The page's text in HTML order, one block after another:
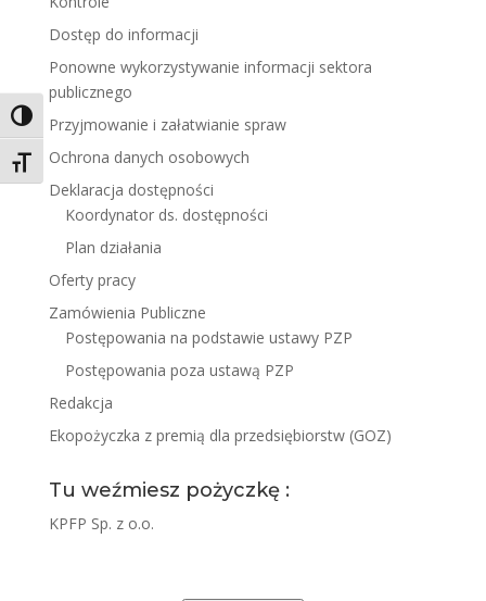
Toggle High Contrast
Toggle Font size
Dostęp do informacji
Ponowne wykorzystywanie informacji sektora
publicznego
Przyjmowanie i załatwianie spraw
Ochrona danych osobowych
Deklaracja dostępności
Koordynator ds. dostępności
Plan działania
Oferty pracy
Zamówienia Publiczne
Postępowania na podstawie ustawy PZP
Postępowania poza ustawą PZP
Redakcja
Ekopożyczka z premią dla przedsiębiorstw (GOZ)
Tu weźmiesz pożyczkę :
KPFP Sp. z o.o.